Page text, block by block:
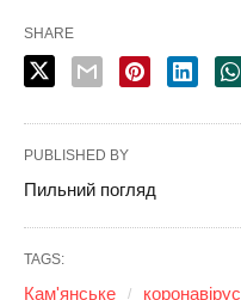
SHARE
PUBLISHED BY
Пильний погляд
TAGS:
Кам'янське коронавірус